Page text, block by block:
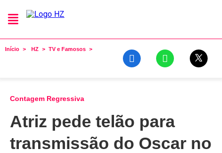
Início HZ TV e Famosos
Contagem Regressiva
Atriz pede telão para
transmissão do Oscar no